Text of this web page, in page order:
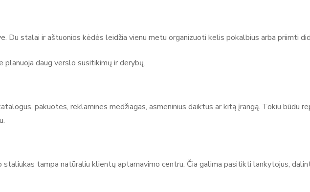
Du stalai ir aštuonios kėdės leidžia vienu metu organizuoti kelis pokalbius arba priimti
planuoja daug verslo susitikimų ir derybų.
pakuotes, reklamines medžiagas, asmeninius daiktus ar kitą įrangą. Tokiu būdu
tampa natūraliu klientų aptarnavimo centru. Čia galima pasitikti lankytojus,